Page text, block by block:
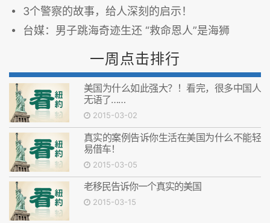
3个警察的故事，给人深刻的启示！
台媒：男子跳海奇迹生还 “救命恩人”是海狮
一周点击排行
美国为什么如此强大？！看完，很多中国人
无语了……
2015-03-02
真实的案例告诉你生活在美国为什么不能轻
易借车！
2015-03-05
老移民告诉你一个真实的美国
2015-03-15